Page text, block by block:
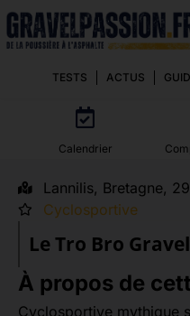
TESTS ACTUS
Calendrier
Lannilis, Bretagne,
Cyclosportive
Le Tro Bro Gravel
À propos de
Cyclosportive mythique